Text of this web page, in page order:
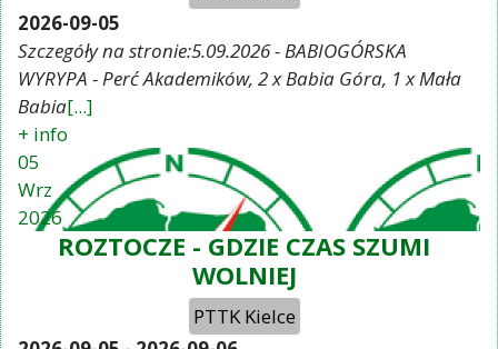
2026-09-05
Szczegóły na stronie:5.09.2026 - BABIOGÓRSKA
WYRYPA - Perć Akademików, 2 x Babia Góra, 1 x Mała
Babia[...]
+ info
05
Wrz
2026
ROZTOCZE - GDZIE CZAS SZUMI
WOLNIEJ
PTTK Kielce